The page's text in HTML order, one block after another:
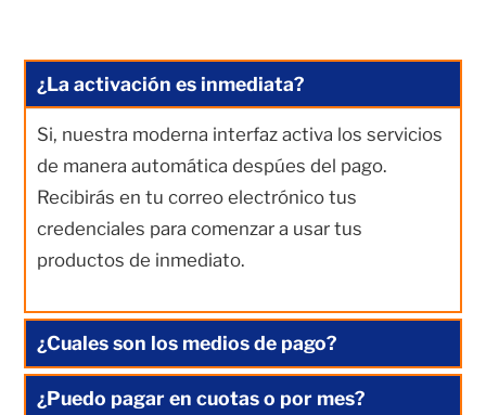
¿La activación es inmediata?
Si, nuestra moderna interfaz activa los servicios
de manera automática despúes del pago.
Recibirás en tu correo electrónico tus
credenciales para comenzar a usar tus
productos de inmediato.
¿Cuales son los medios de pago?
¿Puedo pagar en cuotas o por mes?